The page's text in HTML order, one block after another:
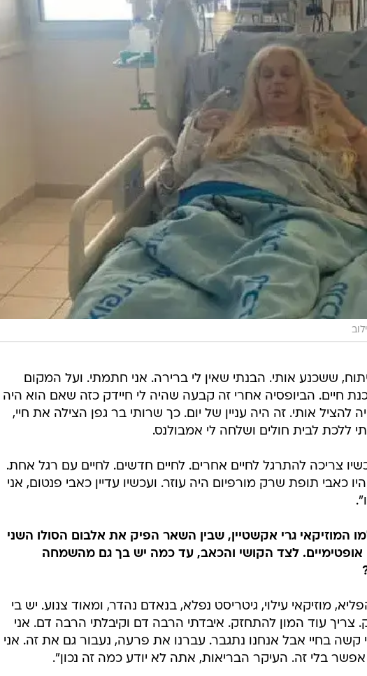
ששכנע אותי. הבנתי שאין לי ברירה. אני חתמתי. ועל המקום
חיים. הביופסיה אחרי זה קבעה שהיה לי חיידק כזה שאם הוא היה
אותי. זה היה עניין של יום. כך שרותי בר גפן הצילה את חיי,
ללכת לבית חולים ושלחה לי אמבולנס.
צריכה להתרגל לחיים אחרים. לחיים חדשים. לחיים עם רגל אחת.
תופת שרק מורפיום היה עוזר. ועכשיו עדיין כאבי פנטום, אני
המוזיקאי גרי אקשטיין, שבין השאר הפיק את אלבום הסולו השני
אופטימיים. לצד הקושי והכאב, עד כמה יש בך גם מהשמחה
מוזיקאי עילוי, גיטריסט נפלא, בנאדם נהדר, ומאוד צנוע. יש בי
צריך עוד המון להתחזק. איבדתי הרבה דם וקיבלתי הרבה דם. אני
בחיי אבל אנחנו נתגבר. עברנו את פרעה, נעבור גם את זה. אני
בלי זה. העיקר הבריאות, אתה לא יודע כמה זה נכון".